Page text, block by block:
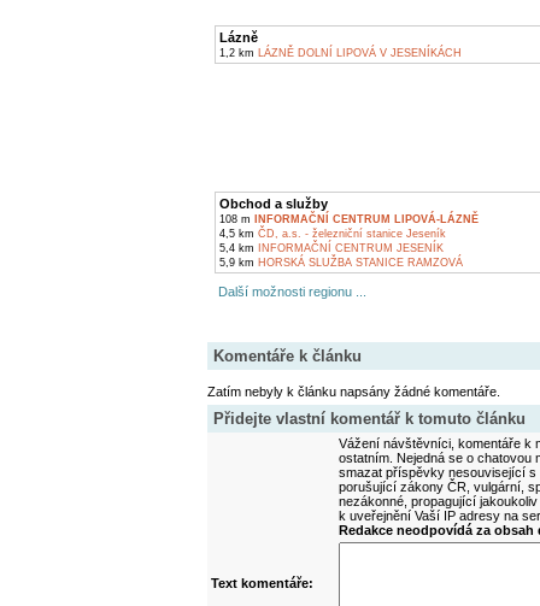
Lázně
1,2 km LÁZNĚ DOLNÍ LIPOVÁ V JESENÍKÁCH
Obchod a služby
108 m
INFORMAČNÍ CENTRUM LIPOVÁ-LÁZNĚ
4,5 km ČD, a.s. - železniční stanice Jeseník
5,4 km INFORMAČNÍ CENTRUM JESENÍK
5,9 km HORSKÁ SLUŽBA STANICE RAMZOVÁ
Další možnosti regionu ...
Komentáře k článku
Zatím nebyly k článku napsány žádné komentáře.
Přidejte vlastní komentář k tomuto článku
Vážení návštěvníci, komentáře k
ostatním. Nejedná se o
smazat příspěvky nesouvisející
porušující zákony ČR, vulgární,
nezákonné, propagující
k uveřejnění Vaší IP adresy na
Redakce neodpovídá za
Text komentáře: